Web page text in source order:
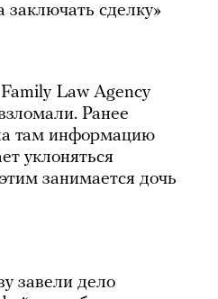
заключать сделку»
Law Agency
Ранее
там информацию
уклоняться
занимается дочь
завели дело